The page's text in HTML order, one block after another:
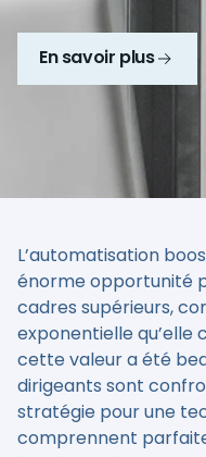
En savoir plus
L’automatisation
énorme opportunité
cadres supérieurs,
exponentielle qu’elle
cette valeur a été
dirigeants sont
stratégie pour une
comprennent